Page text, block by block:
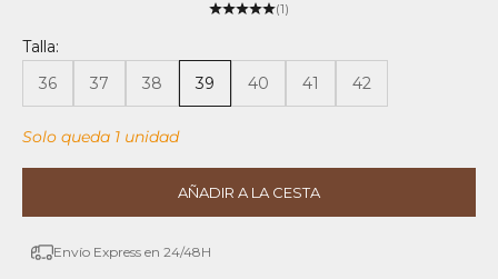
(1)
Talla:
36
37 38 39 40 41 42
Solo queda 1 unidad
AÑADIR A LA CESTA
Envío Express en 24/48H